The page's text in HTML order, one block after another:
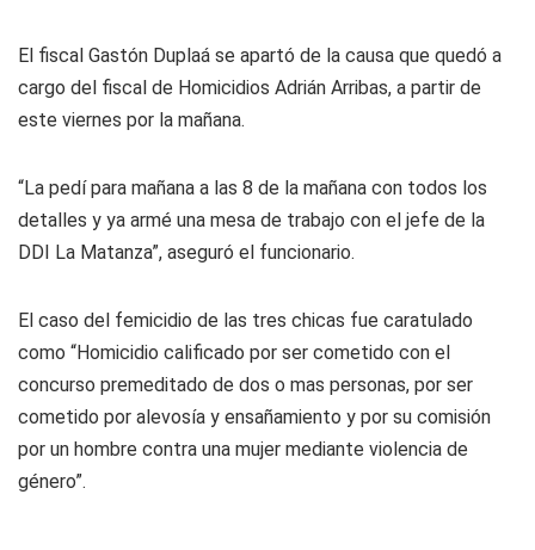
El fiscal Gastón Duplaá se apartó de la causa que quedó a
cargo del fiscal de Homicidios Adrián Arribas, a partir de
este viernes por la mañana.
“La pedí para mañana a las 8 de la mañana con todos los
detalles y ya armé una mesa de trabajo con el jefe de la
DDI La Matanza”, aseguró el funcionario.
El caso del femicidio de las tres chicas fue caratulado
como “Homicidio calificado por ser cometido con el
concurso premeditado de dos o mas personas, por ser
cometido por alevosía y ensañamiento y por su comisión
por un hombre contra una mujer mediante violencia de
género”.